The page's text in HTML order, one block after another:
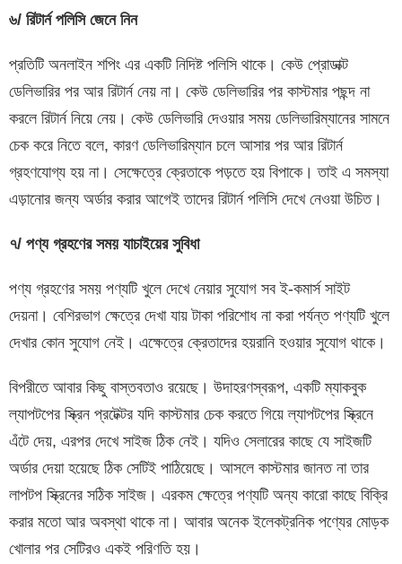
৬/ রিটার্ন পলিসি জেনে নিন
প্রতিটি অনলাইন শপিং এর একটি নিদিষ্ট পলিসি থাকে। কেউ প্রোডাক্ট
ডেলিভারির পর আর রিটার্ন নেয় না। কেউ ডেলিভারির পর কাস্টমার পছন্দ না
করলে রিটার্ন নিয়ে নেয়। কেউ ডেলিভারি দেওয়ার সময় ডেলিভারিম্যানের সামনে
চেক করে নিতে বলে, কারণ ডেলিভারিম্যান চলে আসার পর আর রিটার্ন
গ্রহণযোগ্য হয় না। সেক্ষেত্রে ক্রেতাকে পড়তে হয় বিপাকে। তাই এ সমস্যা
এড়ানোর জন্য অর্ডার করার আগেই তাদের রিটার্ন পলিসি দেখে নেওয়া উচিত।
৭/ পণ্য গ্রহণের সময় যাচাইয়ের সুবিধা
পণ্য গ্রহণের সময় পণ্যটি খুলে দেখে নেয়ার সুযোগ সব ই-কমার্স সাইট
দেয়না। বেশিরভাগ ক্ষেত্রে দেখা যায় টাকা পরিশোধ না করা পর্যন্ত পণ্যটি খুলে
দেখার কোন সুযোগ নেই। এক্ষেত্রে ক্রেতাদের হয়রানি হওয়ার সুযোগ থাকে।
বিপরীতে আবার কিছু বাস্তবতাও রয়েছে। উদাহরণস্বরূপ, একটি ম্যাকবুক
ল্যাপটপের স্ক্রিন প্রটেক্টর যদি কাস্টমার চেক করতে গিয়ে ল্যাপটপের স্ক্রিনে
এঁটে দেয়, এরপর দেখে সাইজ ঠিক নেই। যদিও সেলারের কাছে যে সাইজটি
অর্ডার দেয়া হয়েছে ঠিক সেটিই পাঠিয়েছে। আসলে কাস্টমার জানত না তার
লাপটপ স্ক্রিনের সঠিক সাইজ। এরকম ক্ষেত্রে পণ্যটি অন্য কারো কাছে বিক্রি
করার মতো আর অবস্থা থাকে না। আবার অনেক ইলেকট্রনিক পণ্যের মোড়ক
খোলার পর সেটিরও একই পরিণতি হয়।